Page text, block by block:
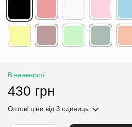
В наявності
430 грн
Оптові ціни від 3 одиниць